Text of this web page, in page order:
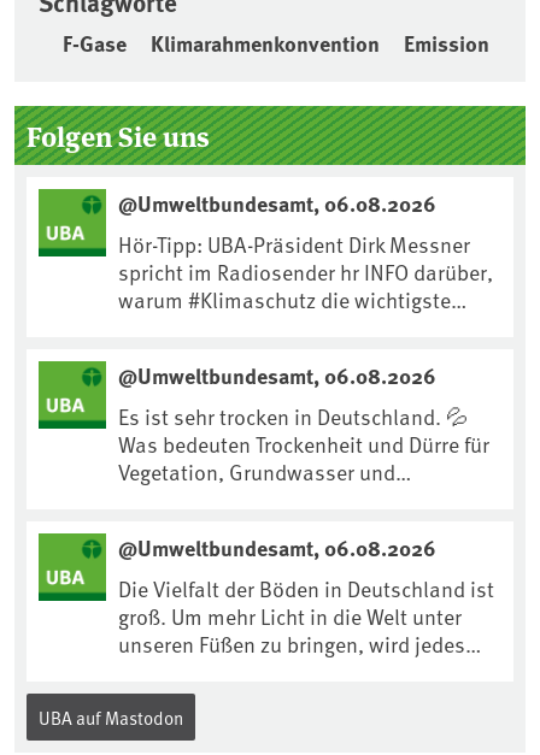
F-Gase Klimarahmenkonvention Emission
Seitenleiste
Folgen Sie uns
@Umweltbundesamt, 06.08.2026
Hör-Tipp: UBA-Präsident Dirk Messner
spricht im Radiosender hr INFO darüber,
warum #Klimaschutz die wichtigste
https://www.ardsounds.de/episode/urn
:ard:episode:0e7cf1c4b819c26d/
@Umweltbundesamt, 06.08.2026
Es ist sehr trocken in Deutschland. 💦
Was bedeuten Trockenheit und Dürre für
Vegetation, Grundwasser und
anpassen?🤔Antworten auf diese und
weitere Fragen auf unserer Webseite:
www.uba.de/trockenheit #Trockenheit
#Klimawandel
@Umweltbundesamt, 06.08.2026
Die Vielfalt der Böden in Deutschland ist
groß. Um mehr Licht in die Welt unter
unseren Füßen zu bringen, wird jedes
Internationalen Tag des Bodens, der
„Boden des Jahres“ vorgestellt. Das UBA
UBA auf Mastodon